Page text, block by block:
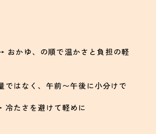
かゆ、の順で温かさと負担の軽
ではなく、午前〜午後に小分けで
冷たさを避けて軽めに